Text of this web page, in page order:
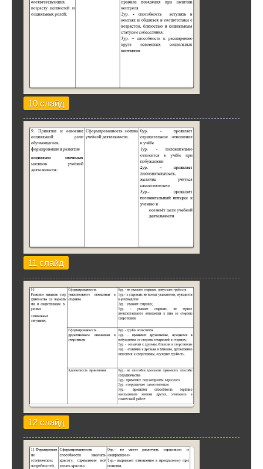
10 слайд
11 слайд
12 слайд